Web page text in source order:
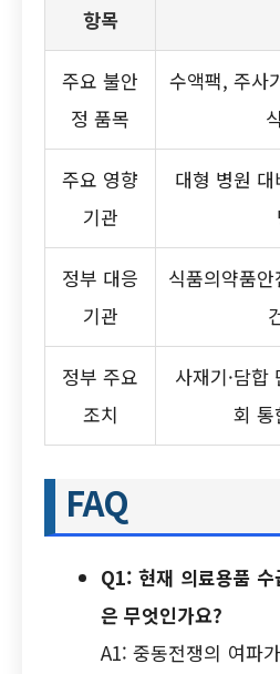
항목
주요 불안
정 품목
수액팩, 주사
주요 영향
기관
대형 병원
정부 대응
기관
식품의약품
정부 주요
조치
사재기·담합
회 통
FAQ
Q1: 현재 의료용품
은 무엇인가요?
A1: 중동전쟁의 여파